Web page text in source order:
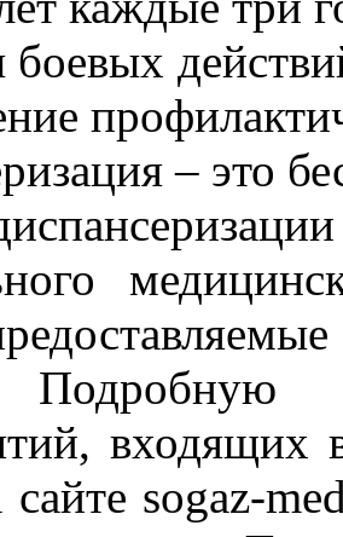
боевых
– это
входящих
сайте sogaz-